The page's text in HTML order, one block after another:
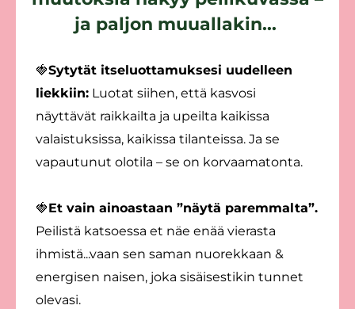
ja paljon muuallakin...
🍓Sytytät itseluottamuksesi uudelleen
liekkiin: Luotat siihen, että kasvosi
näyttävät raikkailta ja upeilta kaikissa
valaistuksissa, kaikissa tilanteissa. Ja se
vapautunut olotila – se on korvaamatonta.
🍓Et vain ainoastaan ”näytä paremmalta”.
Peilistä katsoessa et näe enää vierasta
ihmistä...vaan sen saman nuorekkaan &
energisen naisen, joka sisäisestikin tunnet
olevasi.